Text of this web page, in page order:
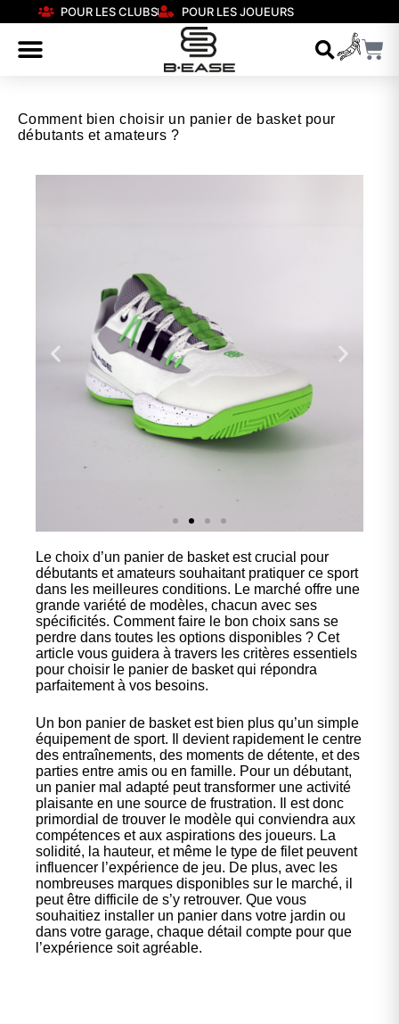
POUR LES CLUBS POUR LES JOUEURS
Comment bien choisir un panier de basket pour
débutants et amateurs ?
Nos
chaussures
Confort et performance à
prix accessible.
Le choix d’un panier de basket est crucial pour
débutants et amateurs souhaitant pratiquer ce sport
dans les meilleures conditions. Le marché offre une
grande variété de modèles, chacun avec ses
spécificités. Comment faire le bon choix sans se
perdre dans toutes les options disponibles ? Cet
article vous guidera à travers les critères essentiels
pour choisir le panier de basket qui répondra
parfaitement à vos besoins.
Un bon panier de basket est bien plus qu’un simple
équipement de sport. Il devient rapidement le centre
des entraînements, des moments de détente, et des
parties entre amis ou en famille. Pour un débutant,
un panier mal adapté peut transformer une activité
plaisante en une source de frustration. Il est donc
primordial de trouver le modèle qui conviendra aux
compétences et aux aspirations des joueurs. La
solidité, la hauteur, et même le type de filet peuvent
influencer l’expérience de jeu. De plus, avec les
nombreuses marques disponibles sur le marché, il
peut être difficile de s’y retrouver. Que vous
souhaitiez installer un panier dans votre jardin ou
dans votre garage, chaque détail compte pour que
l’expérience soit agréable.